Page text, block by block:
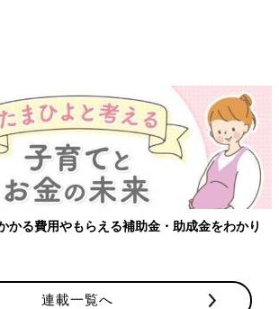
ものも】妊婦の感染症対策、知っておいて！
連載一覧へ